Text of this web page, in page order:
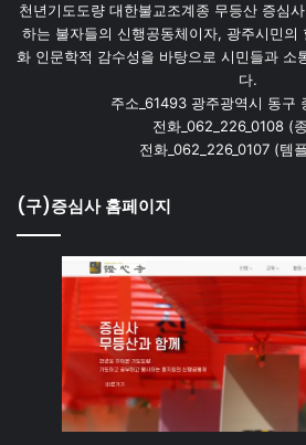
천년기도도량 대한불교조계종 무등산 증심
하는 불자들의 신행공동체이자, 광주시민의
화 인문학적 감수성을 바탕으로 시민들과 소
다.
주소_61493 광주광역시 동구
전화_062_226_0108 (
전화_062_226_0107 (템
(구)증심사 홈페이지